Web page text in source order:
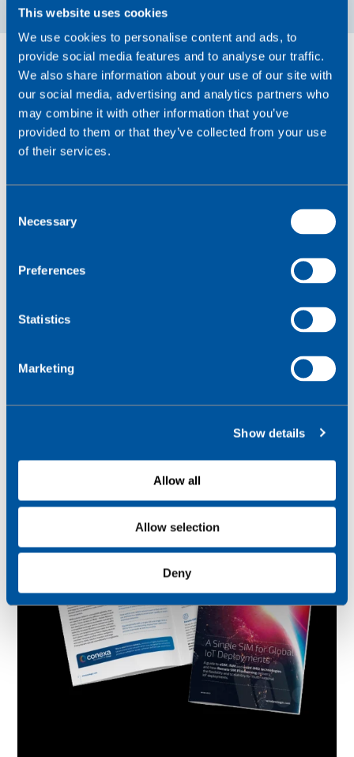
This website uses cookies
We use cookies to personalise content and ads, to
provide social media features and to analyse our traffic.
We also share information about your use of our site with
our social media, advertising and analytics partners who
may combine it with other information that you’ve
provided to them or that they’ve collected from your use
of their services.
Necessary
Preferences
Statistics
Marketing
Show details
Allow all
Allow selection
Deny